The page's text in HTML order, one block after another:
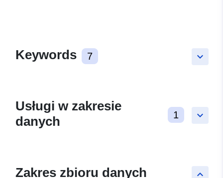
keyboard_arrow_down
Keywords 7
keyboard_arrow_down
Usługi w zakresie
danych
1
keyboard_arrow_up
Zakres zbioru danych